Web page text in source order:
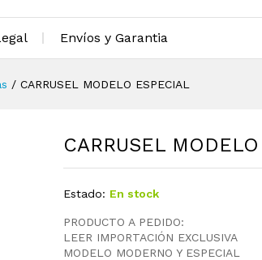
Envíos y Garantia
/ CARRUSEL MODELO ESPECIAL
CARRUSEL
Estado: En stock
PRODUCTO A PEDIDO:
LEER IMPORTACIÓN EXCLUSIVA
MODELO MODERNO Y ESPECIAL